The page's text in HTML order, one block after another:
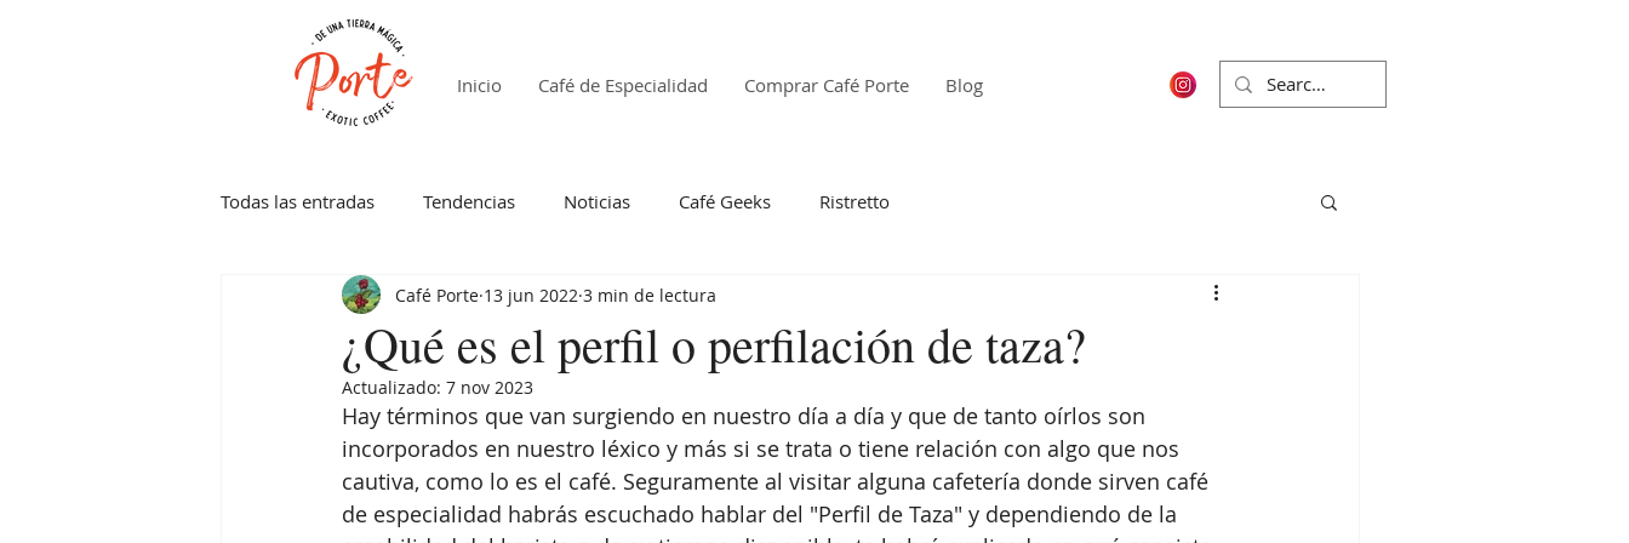
Todas las entradas Tendencias Noticias Café Geeks Ristretto
¿Qué es el perfil o perfilación de taza?
Café Porte 13 jun 2022 3 min de lectura
Actualizado: 7 nov 2023
Hay términos que van surgiendo en nuestro día a día y que de tanto oírlos son
incorporados en nuestro léxico y más si se trata o tiene relación con algo que nos
cautiva, como lo es el café. Seguramente al visitar alguna cafetería donde sirven café
de especialidad habrás escuchado hablar del "Perfil de Taza" y dependiendo de la
Inicio Café de Especialidad Comprar Café Porte Blog